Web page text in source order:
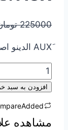
225000
َAUX
الدینو
عدد
افزودن به سبد
Added
مشاهده